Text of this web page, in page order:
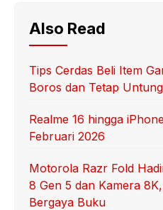
Also Read
Tips Cerdas Beli Item
Boros dan Tetap Untung
Realme 16 hingga
Februari 2026
Motorola Razr Fold
8 Gen 5 dan Kamera
Bergaya Buku